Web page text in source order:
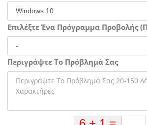
Επιλέξτε Ένα Πρόγραμμα Προβολής
Περιγράψτε Το Πρόβλημά Σας